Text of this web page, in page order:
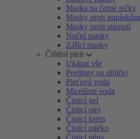
Maska na černé tečky
Masky proti pupínkům
Masky proti stárnutí
Noční masky
Zářící masky
Čištění pleti
Ukázat vše
Peelingy na obličej
Pleťová voda
Micelární voda
Čisticí gel
Čisticí olej
Čisticí krém
Čistící mléko
Čisticí pěna